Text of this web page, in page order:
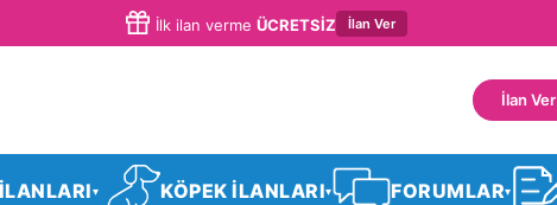
İlk ilan verme ÜCRETSİZ İlan Ver
İlan Ver
▾ KÖPEK İLANLARI▾ FORUMLAR▾